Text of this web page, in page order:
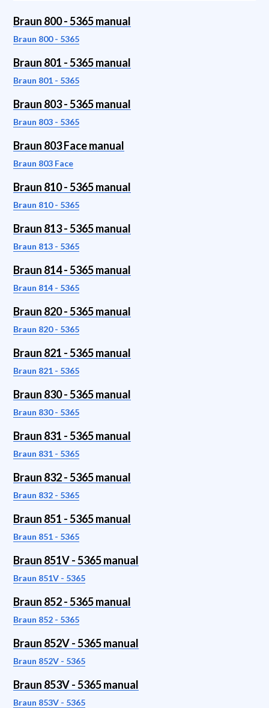
Braun 800 - 5365 manual
Braun 800 - 5365
Braun 801 - 5365 manual
Braun 801 - 5365
Braun 803 - 5365 manual
Braun 803 - 5365
Braun 803 Face manual
Braun 803 Face
Braun 810 - 5365 manual
Braun 810 - 5365
Braun 813 - 5365 manual
Braun 813 - 5365
Braun 814 - 5365 manual
Braun 814 - 5365
Braun 820 - 5365 manual
Braun 820 - 5365
Braun 821 - 5365 manual
Braun 821 - 5365
Braun 830 - 5365 manual
Braun 830 - 5365
Braun 831 - 5365 manual
Braun 831 - 5365
Braun 832 - 5365 manual
Braun 832 - 5365
Braun 851 - 5365 manual
Braun 851 - 5365
Braun 851V - 5365 manual
Braun 851V - 5365
Braun 852 - 5365 manual
Braun 852 - 5365
Braun 852V - 5365 manual
Braun 852V - 5365
Braun 853V - 5365 manual
Braun 853V - 5365